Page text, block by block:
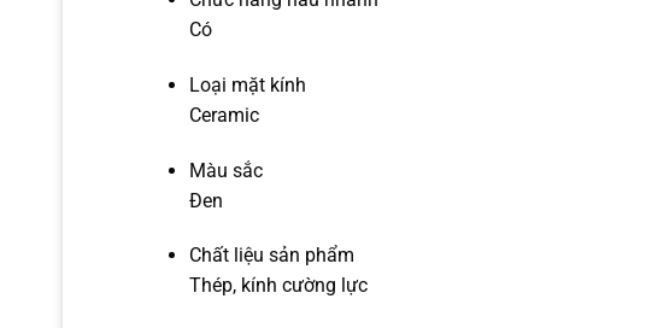
Có
Loại mặt kính
Ceramic
Màu sắc
Đen
Chất liệu sản phẩm
Thép, kính cường lực